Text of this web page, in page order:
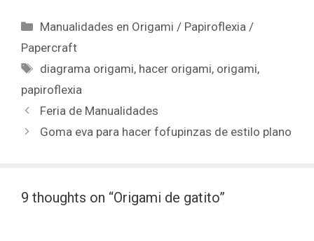
Manualidades en Origami / Papiroflexia /
Papercraft
diagrama origami, hacer origami, origami,
papiroflexia
Feria de Manualidades
Goma eva para hacer fofupinzas de estilo plano
9 thoughts on “Origami de gatito”